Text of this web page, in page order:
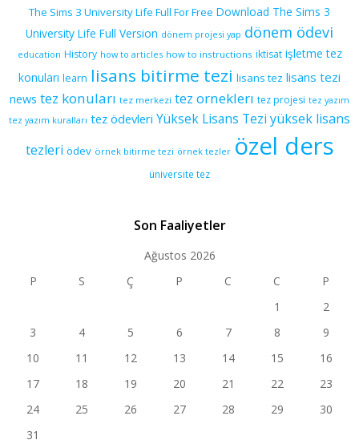
The Sims 3 University Life Full For Free Download The Sims 3
University Life Full Version dönem projesi yap dönem ödevi
education History how to articles how to instructions iktisat işletme tez
konuları learn lisans bitirme tezi lisans tez lisans tezi
news tez konuları tez merkezi tez orneklerı tez projesi tez yazım
tez yazım kuralları tez ödevleri Yüksek Lisans Tezi yüksek lisans
tezleri ödev örnek bitirme tezi örnek tezler özel ders
üniversite tez
Son Faaliyetler
Ağustos 2026
P
S Ç P C C
P
1
2
3
4 5 6 7 8
9
10
11 12 13 14 15
16
17
18 19 20 21 22
23
24
25 26 27 28 29
30
31